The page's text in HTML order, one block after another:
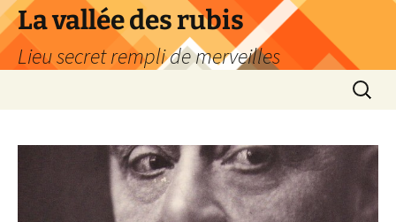
La vallée des rubis
Lieu secret rempli de merveilles
Search
for: